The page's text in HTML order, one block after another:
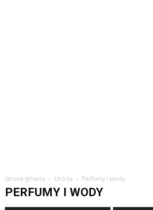
Strona główna Uroda Perfumy i wody
PERFUMY I WODY